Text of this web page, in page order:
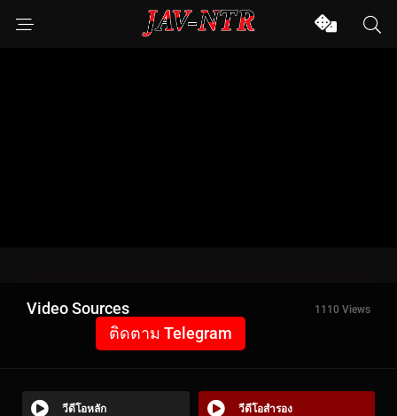
Video Sources 1110 Views
ติดตาม Telegram
วีดีโอหลัก วีดีโอสำรอง